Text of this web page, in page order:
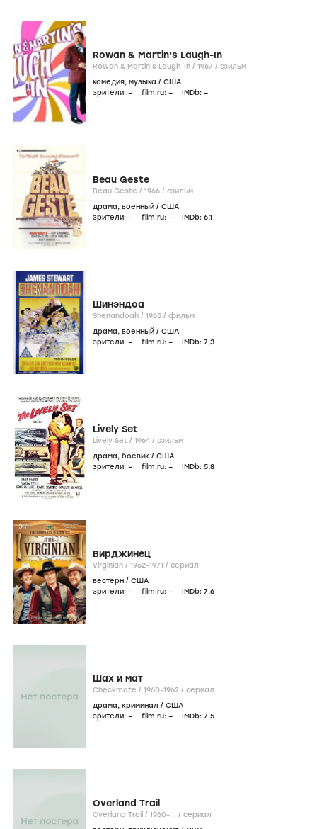
Rowan & Martin's Laugh-In
Rowan & Martin's Laugh-In / 1967 / фильм
комедия, музыка / США
зрители: – film.ru: – IMDb: –
Beau Geste
Beau Geste / 1966 / фильм
драма, военный / США
зрители: – film.ru: – IMDb: 6,1
Шинэндоа
Shenandoah / 1965 / фильм
драма, военный / США
зрители: – film.ru: – IMDb: 7,3
Lively Set
Lively Set / 1964 / фильм
драма, боевик / США
зрители: – film.ru: – IMDb: 5,8
Вирджинец
Virginian / 1962-1971 / сериал
вестерн / США
зрители: – film.ru: – IMDb: 7,6
Шах и мат
Checkmate / 1960-1962 / сериал
драма, криминал / США
зрители: – film.ru: – IMDb: 7,5
Overland Trail
Overland Trail / 1960-... / сериал